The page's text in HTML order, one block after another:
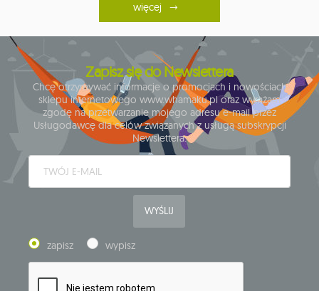
więcej
Zapisz się do Newslettera
Chcę otrzymywać informacje o promocjach i nowościach
sklepu internetowego www.whamaku.pl oraz wyrażam
zgodę na przetwarzanie mojego adresu e-mail przez
Usługodawcę dla celów związanych z usługą subskrypcji
Newslettera.
WYŚLIJ
zapisz wypisz